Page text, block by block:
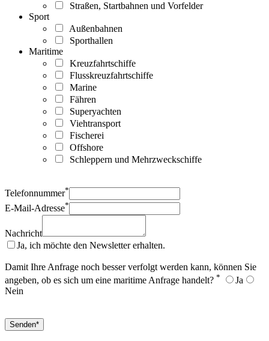
Straßen, Startbahnen und Vorfelder
Sport
Außenbahnen
Sporthallen
Maritime
Kreuzfahrtschiffe
Flusskreuzfahrtschiffe
Marine
Fähren
Superyachten
Viehtransport
Fischerei
Offshore
Schleppern und Mehrzweckschiffe
Telefonnummer*
E-Mail-Adresse*
Nachricht
Ja, ich möchte den Newsletter erhalten.
Damit Ihre Anfrage noch besser verfolgt werden kann, können Sie
angeben, ob es sich um eine maritime Anfrage handelt? *
Ja
Nein